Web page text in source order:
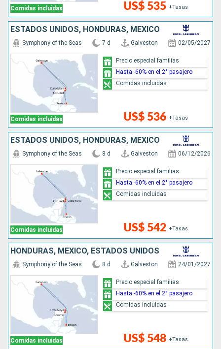
Comidas incluidas US$ 535 +Tasas
ESTADOS UNIDOS, HONDURAS, MÉXICO
Comidas incluidas
Symphony of the Seas 7 d Galveston 02/05/2027
US$ 536 +Tasas
Precio especial familias
Hasta -60% en el 2° pasajero
Comidas incluidas
ESTADOS UNIDOS, HONDURAS, MÉXICO
Comidas incluidas
Symphony of the Seas 8 d Galveston 06/12/2026
US$ 542 +Tasas
Precio especial familias
Hasta -60% en el 2° pasajero
Comidas incluidas
HONDURAS, MÉXICO, ESTADOS UNIDOS
Comidas incluidas
Symphony of the Seas 8 d Galveston 24/01/2027
US$ 548 +Tasas
Precio especial familias
Hasta -60% en el 2° pasajero
Comidas incluidas